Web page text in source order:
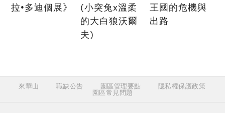
拉•多迪個展》
(小突兔x溫柔
的大白狼沃爾
夫)
王國的危機與
出路
來華山 職缺公告 園區管理要點 隱私權保護政策
園區常見問題